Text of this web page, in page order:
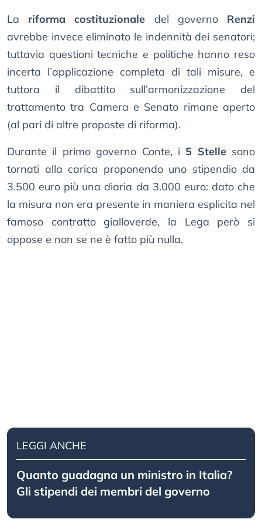
La riforma costituzionale del governo Renzi
avrebbe invece eliminato le indennità dei senatori;
tuttavia questioni tecniche e politiche hanno reso
incerta l’applicazione completa di tali misure, e
tuttora il dibattito sull’armonizzazione del
trattamento tra Camera e Senato rimane aperto
(al pari di altre proposte di riforma).
Durante il primo governo Conte, i 5 Stellesono
tornati alla carica proponendo uno stipendio da
3.500 euro più una diaria da 3.000 euro: dato che
la misura non era presente in maniera esplicita nel
famoso contratto gialloverde, la Lega però si
oppose e non se ne è fatto più nulla.
LEGGI ANCHE
Quanto guadagna un ministro in Italia?
Gli stipendi dei membri del governo